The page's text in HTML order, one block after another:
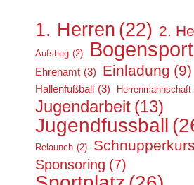
1. Herren (22) 2.
Aufstieg (2) Bogensport
Ehrenamt (3) Einladung (9)
Hallenfußball (3) Herrenmannschaft
Jugendarbeit (13)
Jugendfussball
Relaunch (2) Schnupperkurs
Sponsoring (7)